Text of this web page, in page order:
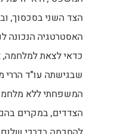
הצד השני בסכסוך,
האסטרטגיה הנכונה
כדאי לצאת למלחמה,
שבגישתה עו"ד הררי
המשפחתי ללא
הצדדים, במקרים